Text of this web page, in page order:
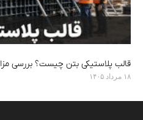
قالب پلاستیکی بتن چیست؟ بررسی
۱۸ مرداد ۱۴۰۵